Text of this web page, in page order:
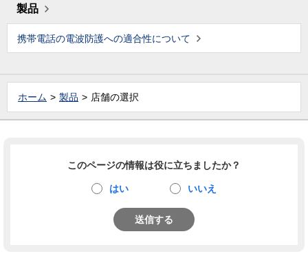
製品
携帯電話の電波防護への適合性について
ホーム 製品 店舗の選択
このページの情報は役に立ちましたか？
はい いいえ
送信する